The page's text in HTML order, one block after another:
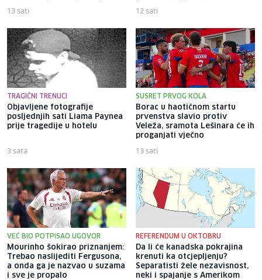
13 sati 12 sati
TRAGIČNI TRENUCI
Objavljene fotografije
posljednjih sati Liama ​​Paynea
prije tragedije u hotelu
3 sata
SUSRET PRVOG KOLA
Borac u haotičnom startu
prvenstva slavio protiv
Veleža, sramota Lešinara će ih
proganjati vječno
13 sati
VEĆ BIO POTPISAO UGOVOR
Mourinho šokirao priznanjem:
Trebao naslijediti Fergusona,
a onda ga je nazvao u suzama
i sve je propalo
REFERENDUM U OKTOBRU
Da li će kanadska pokrajina
krenuti ka otcjepljenju?
Separatisti žele nezavisnost,
neki i spajanje s Amerikom